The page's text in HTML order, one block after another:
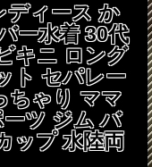
ィース か
ー水着 30代
キニ ロング
ト セパレー
ちゃり ママ
ツ ジム バ
ップ 水陸両